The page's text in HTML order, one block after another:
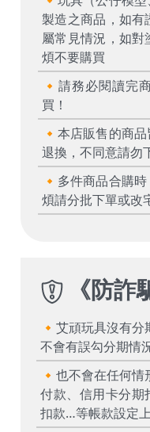
製造之商品，如有
屬常見情況，如
煩不要購買
🔸請務必閱讀完
買！
🔸本店販售的商
退換，不同意請勿
🔸多件商品合購
煩請分批下單或改
《防詐
🔸艾頑玩具沒有
不會有誤勾分期情
🔸也不會在任何
付款、信用卡分期
扣款…等帳款設定上